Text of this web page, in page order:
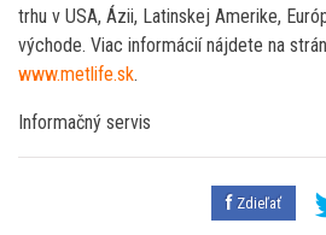
trhu v USA, Ázii, Latinskej Amerike,
východe. Viac informácií nájdete na
www.metlife.sk.
Informačný servis
Zdieľať